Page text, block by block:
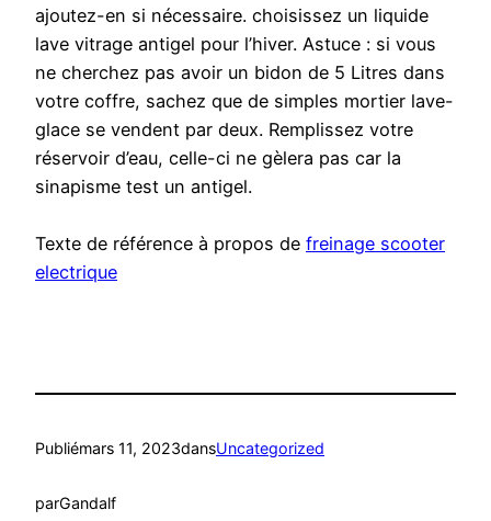
ajoutez-en si nécessaire. choisissez un liquide
lave vitrage antigel pour l’hiver. Astuce : si vous
ne cherchez pas avoir un bidon de 5 Litres dans
votre coffre, sachez que de simples mortier lave-
glace se vendent par deux. Remplissez votre
réservoir d’eau, celle-ci ne gèlera pas car la
sinapisme test un antigel.
Texte de référence à propos de freinage scooter
electrique
Publiémars 11, 2023dansUncategorized
parGandalf